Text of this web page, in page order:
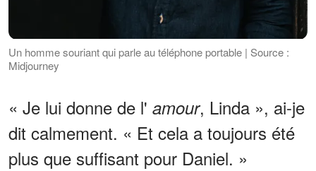
Un homme souriant qui parle au téléphone portable | Source :
Midjourney
« Je lui donne de l' amour, Linda », ai-je
dit calmement. « Et cela a toujours été
plus que suffisant pour Daniel. »